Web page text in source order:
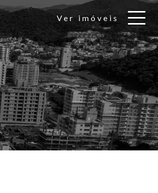
Ver imóveis